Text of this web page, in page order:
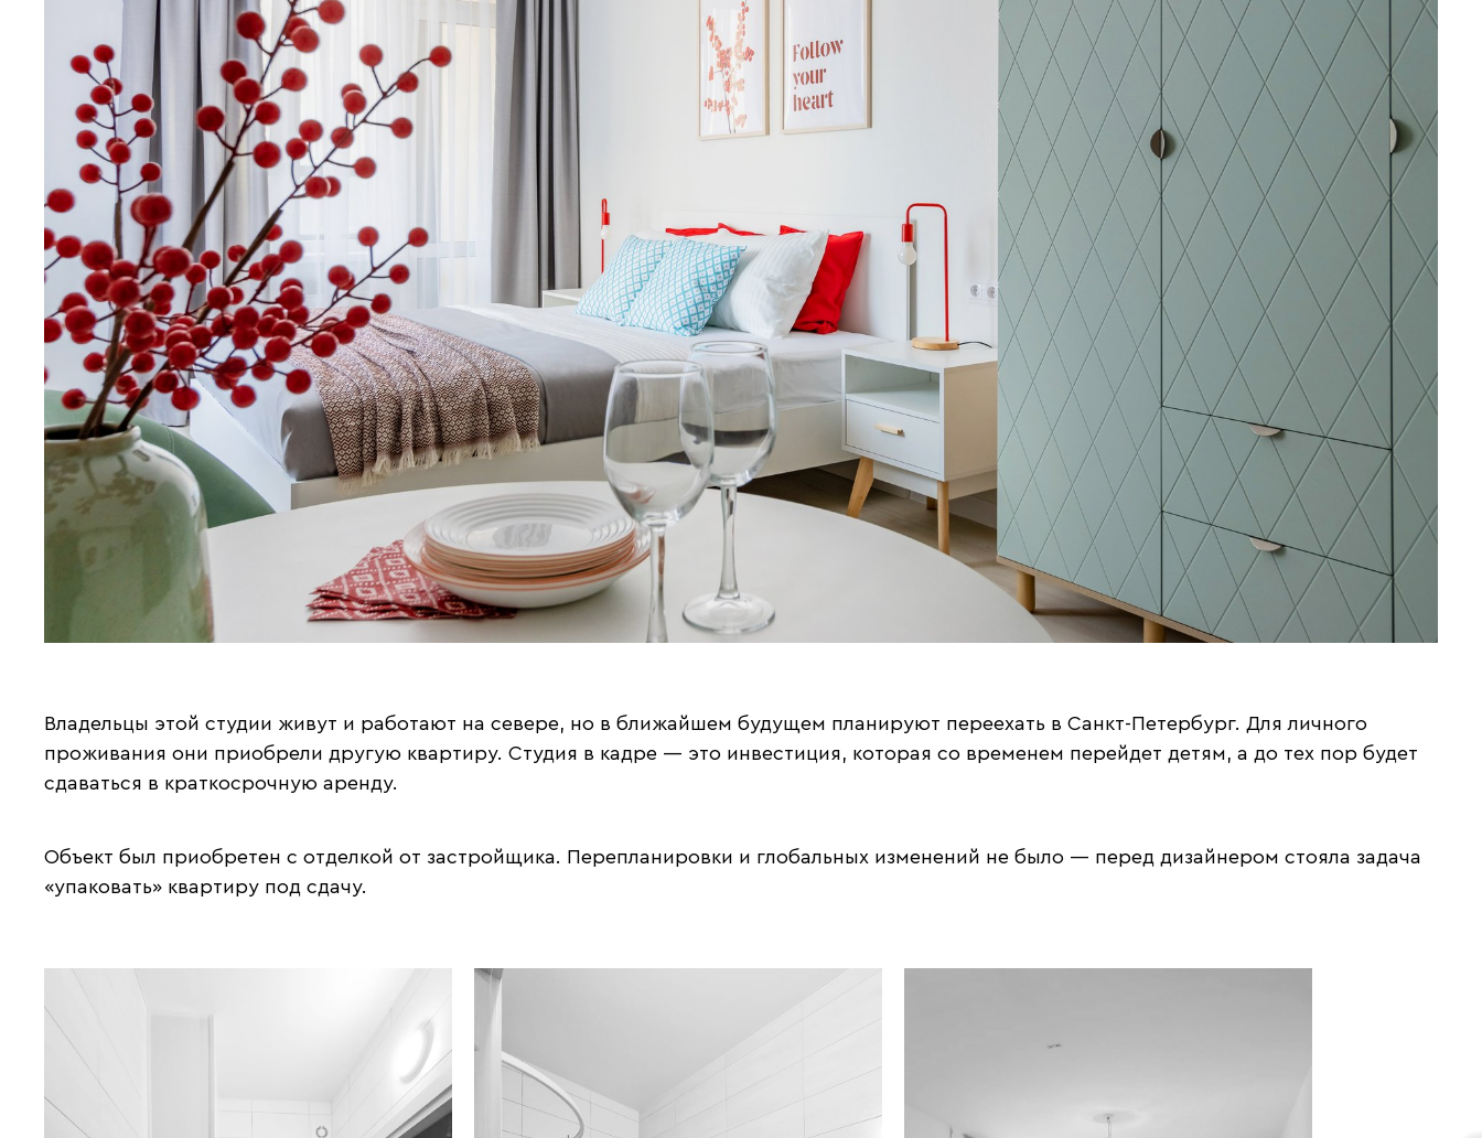
Владельцы этой студии живут и работают на севере, но в ближайшем будущем планируют переехать в Санкт-Петербург. Для личного
проживания они приобрели другую квартиру. Студия в кадре — это инвестиция, которая со временем перейдет детям, а до тех пор будет
сдаваться в краткосрочную аренду.
Объект был приобретен с отделкой от застройщика. Перепланировки и глобальных изменений не было — перед дизайнером стояла задача
«упаковать» квартиру под сдачу.